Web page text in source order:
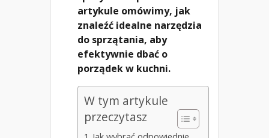
artykule omówimy, jak
znaleźć idealne narzędzia
do sprzątania, aby
efektywnie dbać o
porządek w kuchni.
W tym artykule
przeczytasz